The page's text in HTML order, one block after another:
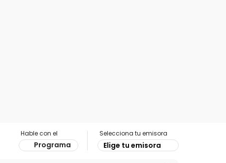
Hable con el
Programa
Selecciona tu emisora
Elige tu emisora